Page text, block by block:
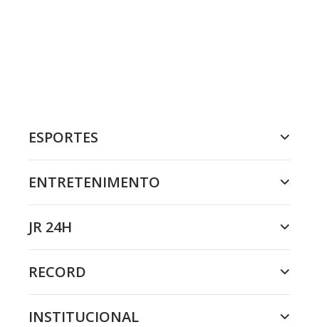
ESPORTES
ENTRETENIMENTO
JR 24H
RECORD
INSTITUCIONAL